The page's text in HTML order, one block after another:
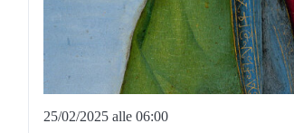
25/02/2025 alle 06:00